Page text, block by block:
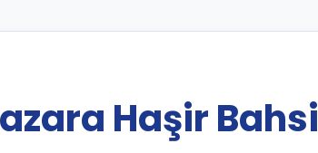
Haşir Bahsi